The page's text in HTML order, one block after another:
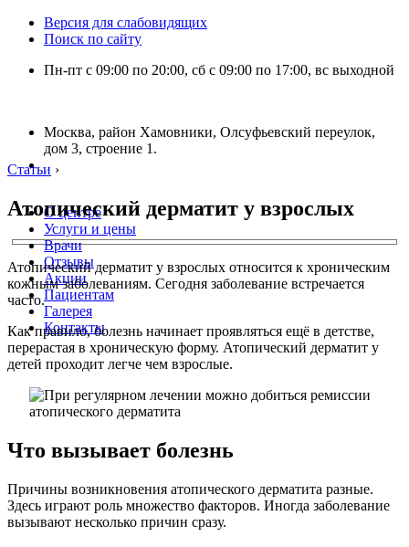
Версия для слабовидящих
Поиск по сайту
Пн-пт с 09:00 по 20:00, сб с 09:00 по 17:00, вс выходной
Москва, район Хамовники, Олсуфьевский переулок,
дом 3, строение 1.
О центре
Услуги и цены
Врачи
Отзывы
Акции
Пациентам
Галерея
Контакты
Статьи ›
Атопический дерматит у взрослых
Атопический дерматит у взрослых относится к хроническим
кожным заболеваниям. Сегодня заболевание встречается
часто.
Как правило, болезнь начинает проявляться ещё в детстве,
перерастая в хроническую форму. Атопический дерматит у
детей проходит легче чем взрослые.
Что вызывает болезнь
Причины возникновения атопического дерматита разные.
Здесь играют роль множество факторов. Иногда заболевание
вызывают несколько причин сразу.